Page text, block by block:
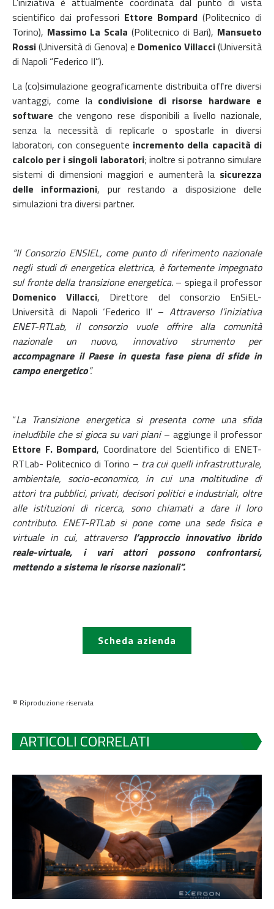
scientifico dai professori Ettore Bompard (Politecnico di
Torino), Massimo La Scala (Politecnico di Bari), Mansueto
Rossi(Università di Genova) e Domenico Villacci(Università
di Napoli “Federico II”).
La (co)simulazione geograficamente distribuita offre diversi
vantaggi, come la condivisione di risorse hardware e
software che vengono rese disponibili a livello nazionale,
senza la necessità di replicarle o spostarle in diversi
laboratori, con conseguente incremento della capacità di
calcolo per i singoli laboratori; inoltre si potranno simulare
sistemi di dimensioni maggiori e aumenterà la sicurezza
delle informazioni, pur restando a disposizione delle
simulazioni tra diversi partner.
“Il Consorzio ENSIEL, come punto di riferimento nazionale
negli studi di energetica elettrica, è fortemente impegnato
sul fronte della transizione energetica.– spiega il professor
Domenico Villacci, Direttore del consorzio EnSiEL-
Università di Napoli ‘Federico II’ – Attraverso l’iniziativa
ENET-RTLab, il consorzio vuole offrire alla comunità
nazionale un nuovo, innovativo strumento per
accompagnare il Paese in questa fase piena di sfide in
campo energetico”.
“La Transizione energetica si presenta come una sfida
ineludibile che si gioca su vari piani– aggiunge il professor
Ettore F. Bompard, Coordinatore del Scientifico di ENET-
RTLab- Politecnico di Torino – tra cui quelli infrastrutturale,
ambientale, socio-economico, in cui una moltitudine di
attori tra pubblici, privati, decisori politici e industriali, oltre
alle istituzioni di ricerca, sono chiamati a dare il loro
contributo. ENET-RTLab si pone come una sede fisica e
virtuale in cui, attraversol’approccio innovativo ibrido
reale-virtuale, i vari attori possono confrontarsi,
mettendo a sistema le risorse nazionali”.
Scheda azienda
© Riproduzione riservata
ARTICOLI CORRELATI